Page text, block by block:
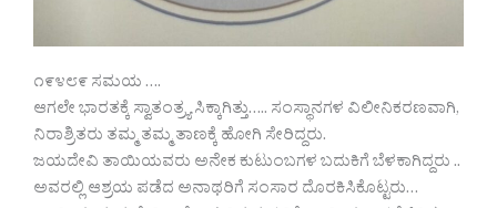
೧೯೪೮೯ ಸಮಯ ….
ಆಗಲೇ ಭಾರತಕ್ಕೆ ಸ್ವಾತಂತ್ರ್ಯ ಸಿಕ್ಕಾಗಿತ್ತು….. ಸಂಸ್ಥಾನಗಳ ವಿಲೀನಿಕರಣವಾಗಿ,
ನಿರಾಶ್ರಿತರು ತಮ್ಮ ತಮ್ಮ ತಾಣಕ್ಕೆ ಹೋಗಿ ಸೇರಿದ್ದರು.
ಜಯದೇವಿ ತಾಯಿಯವರು ಅನೇಕ ಕುಟುಂಬಗಳ ಬದುಕಿಗೆ ಬೆಳಕಾಗಿದ್ದರು ..
ಅವರಲ್ಲಿ ಆಶ್ರಯ ಪಡೆದ ಅನಾಥರಿಗೆ ಸಂಸಾರ ದೊರಕಿಸಿಕೊಟ್ಟರು…